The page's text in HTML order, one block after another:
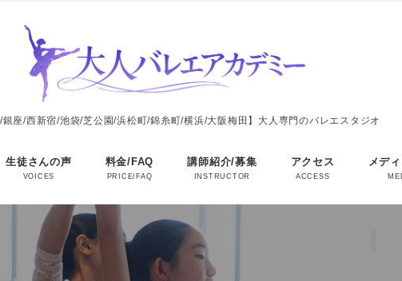
/銀座/西新宿/池袋/芝公園/浜松町/錦糸町/横浜/大阪梅田】大人専門のバレエスタジオ
生徒さんの声
VOICES
料金/FAQ
PRICE/FAQ
講師紹介/募集
INSTRUCTOR
アクセス
ACCESS
メデ